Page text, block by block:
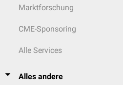
Marktforschung
CME-Sponsoring
Alle Services
Alles andere